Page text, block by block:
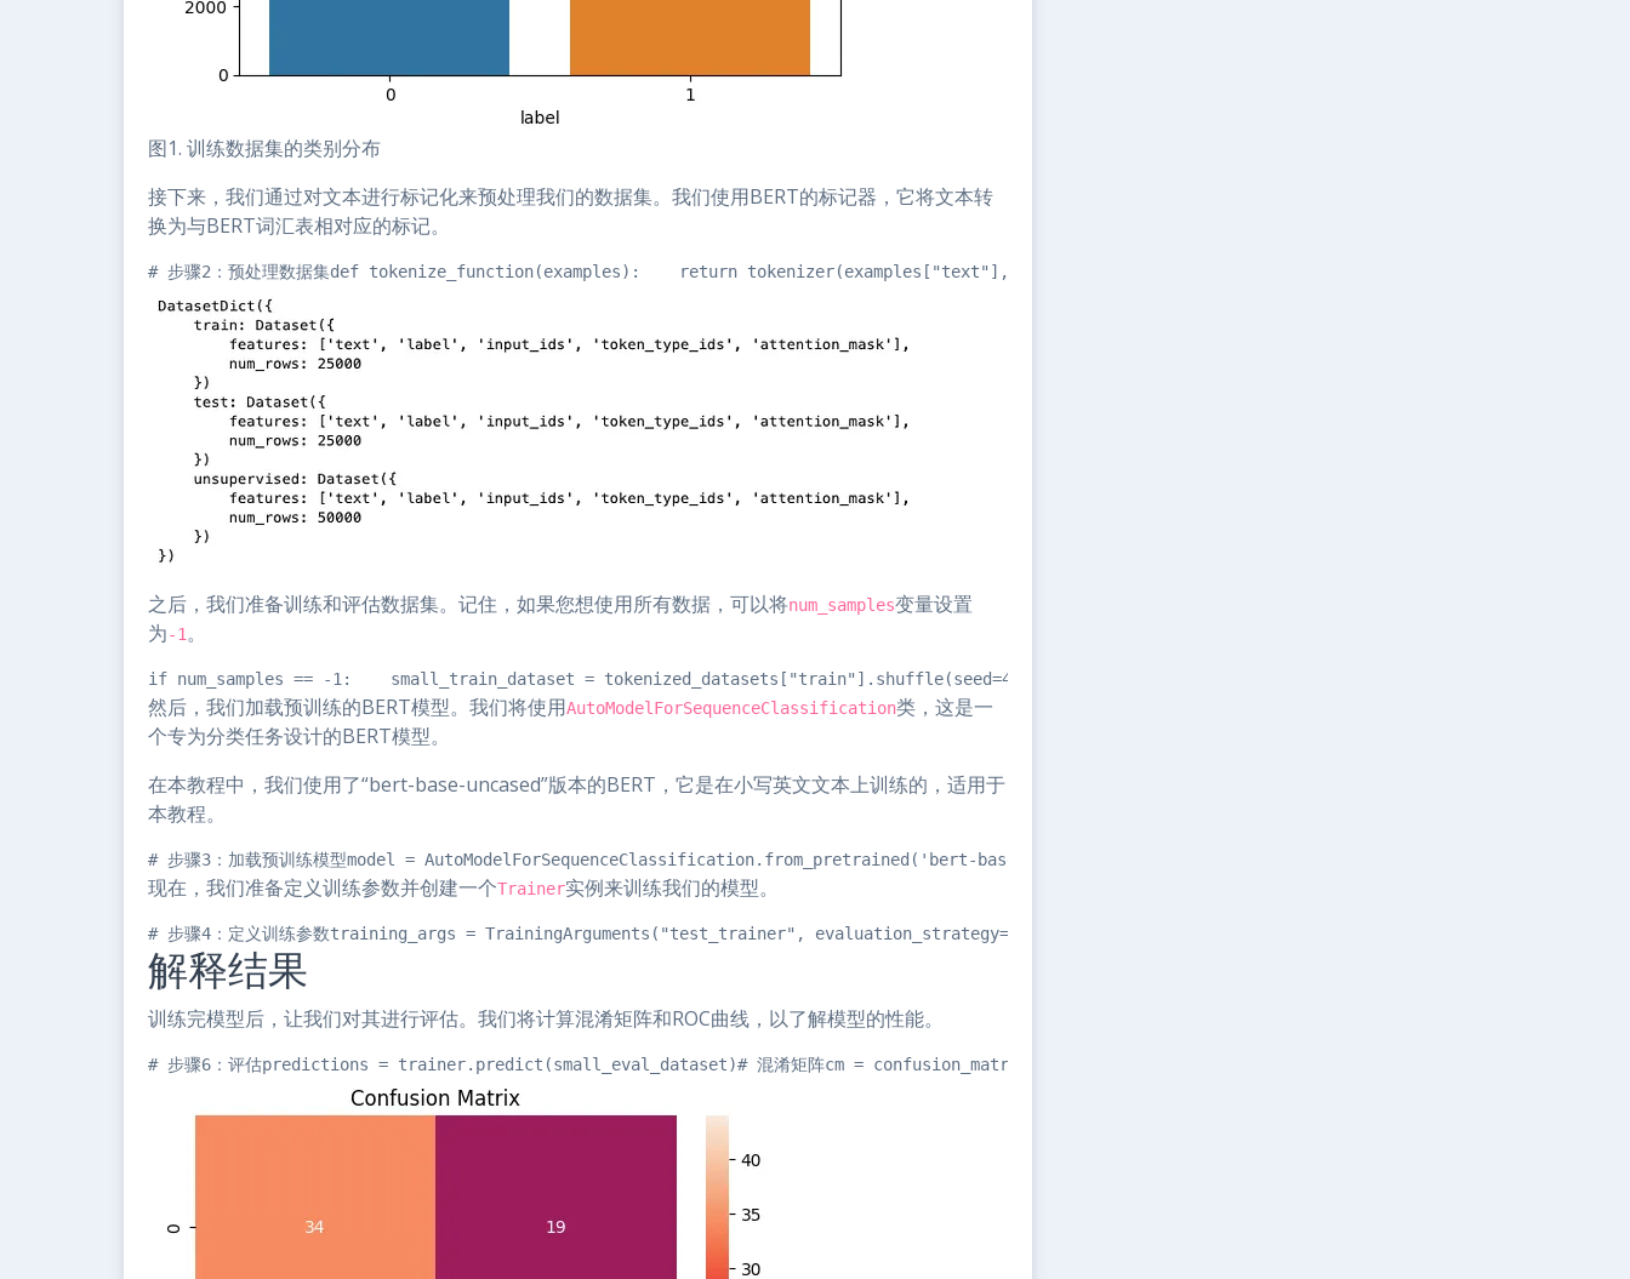
图1. 训练数据集的类别分布
接下来，我们通过对文本进行标记化来预处理我们的数据集。我们使用BERT的标记器，它将文本转
换为与BERT词汇表相对应的标记。
# 步骤2：预处理数据集def tokenize_function(examples):    return tokenizer(examples["text"], padding="max_length", truncation=True)tokenized_datasets =
之后，我们准备训练和评估数据集。记住，如果您想使用所有数据，可以将num_samples变量设置
为-1。
if num_samples == -1:    small_train_dataset = tokenized_datasets["train"].shuffle(seed=42)    small_eval_dataset =
然后，我们加载预训练的BERT模型。我们将使用AutoModelForSequenceClassification类，这是一
个专为分类任务设计的BERT模型。
在本教程中，我们使用了“bert-base-uncased”版本的BERT，它是在小写英文文本上训练的，适用于
本教程。
# 步骤3：加载预训练模型model = AutoModelForSequenceClassification.from_pretrained('bert-base-uncased', num_labels=2)
现在，我们准备定义训练参数并创建一个Trainer实例来训练我们的模型。
# 步骤4：定义训练参数training_args = TrainingArguments("test_trainer", evaluation_strategy="epoch", no_cuda=True, num_train_epochs=num_epochs)# 步
解释结果
训练完模型后，让我们对其进行评估。我们将计算混淆矩阵和ROC曲线，以了解模型的性能。
# 步骤6：评估predictions = trainer.predict(small_eval_dataset)# 混淆矩阵cm = confusion_matrix(small_eval_dataset['label'],